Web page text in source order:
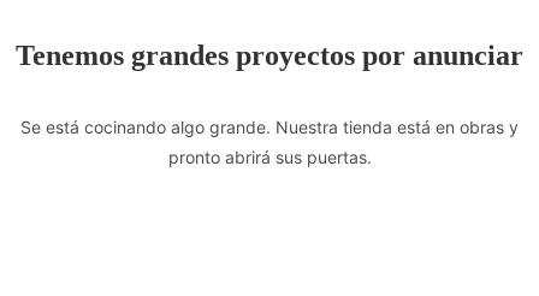
Tenemos grandes proyectos por anunciar
Se está cocinando algo grande. Nuestra tienda está en obras y
pronto abrirá sus puertas.